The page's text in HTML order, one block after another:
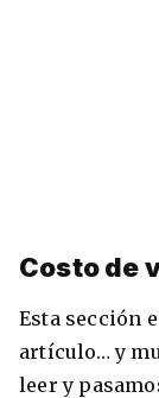
Costo de
Esta sección
artículo… y
leer y